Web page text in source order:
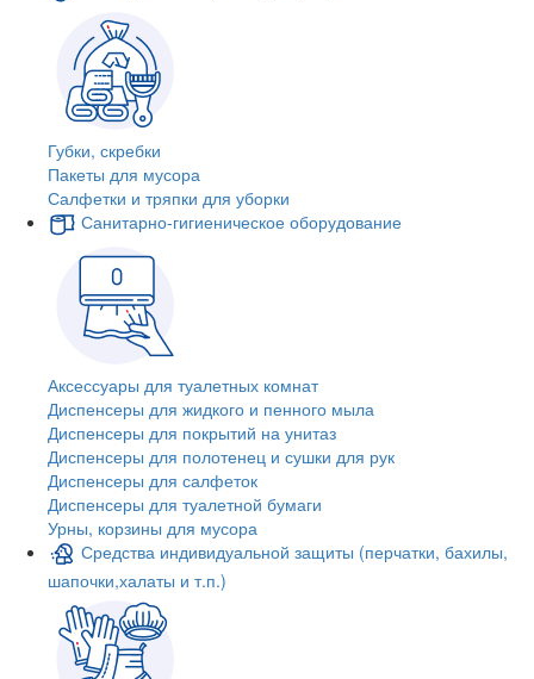
Губки, скребки
Пакеты для мусора
Салфетки и тряпки для уборки
Санитарно-гигиеническое оборудование
Аксессуары для туалетных комнат
Диспенсеры для жидкого и пенного мыла
Диспенсеры для покрытий на унитаз
Диспенсеры для полотенец и сушки для рук
Диспенсеры для салфеток
Диспенсеры для туалетной бумаги
Урны, корзины для мусора
Средства индивидуальной защиты (перчатки, бахилы,
шапочки,халаты и т.п.)